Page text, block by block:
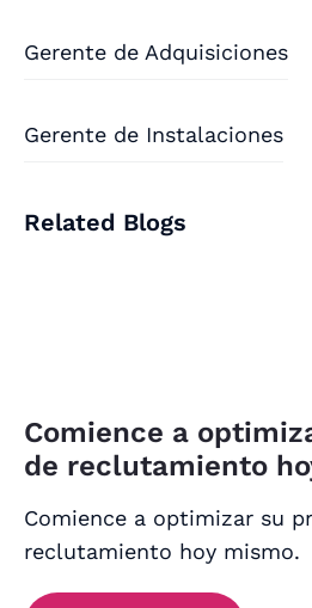
Gerente de Adquisiciones
Gerente de Instalaciones
Related Blogs
Comience a
de reclutamiento
Comience a optimizar su
reclutamiento hoy mismo.